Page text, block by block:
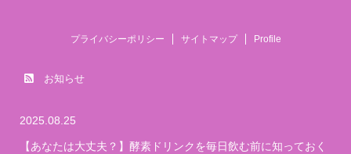
プライバシーポリシー サイトマップ Profile
お知らせ
2025.08.25
【あなたは大丈夫？】酵素ドリンクを毎日飲む前に知っておく